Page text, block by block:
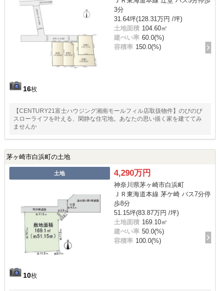
16枚
3分
31.64坪(128.31万円 /坪)
土地面積 104.60㎡
建ぺい率 60.0(%)
容積率 150.0(%)
【CENTURY21富士ハウジング湘南モールフィル店取扱物件】のびのび
スローライフを叶える、閑静な住宅地。あなたの思い描く家を建ててみ
ませんか
茅ヶ崎市白浜町の土地
土地
10枚
4,290万円
神奈川県茅ヶ崎市白浜町
ＪＲ東海道本線 茅ケ崎 バス7分停
歩8分
51.15坪(83.87万円 /坪)
土地面積 169.10㎡
建ぺい率 50.0(%)
容積率 100.0(%)